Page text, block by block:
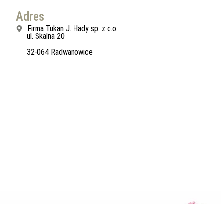
Adres
Firma Tukan J. Hady sp. z o.o.
ul. Skalna 20
32-064 Radwanowice